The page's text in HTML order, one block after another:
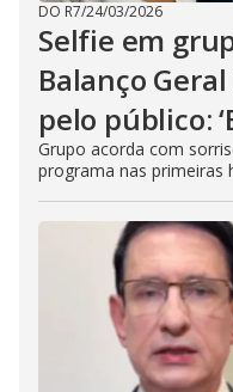
DO R7/24/03/2026
Selfie em
Balanço
pelo público:
Grupo acorda com
programa nas primeiras